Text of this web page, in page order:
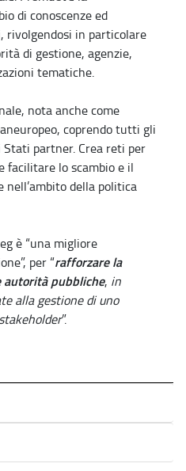
di conoscenze ed
rivolgendosi in particolare
di gestione, agenzie,
tematiche.
nota anche come
coprendo tutti gli
partner. Crea reti per
facilitare lo scambio e il
della politica
è “una migliore
per “rafforzare la
autorità pubbliche, in
alla gestione di uno
”.